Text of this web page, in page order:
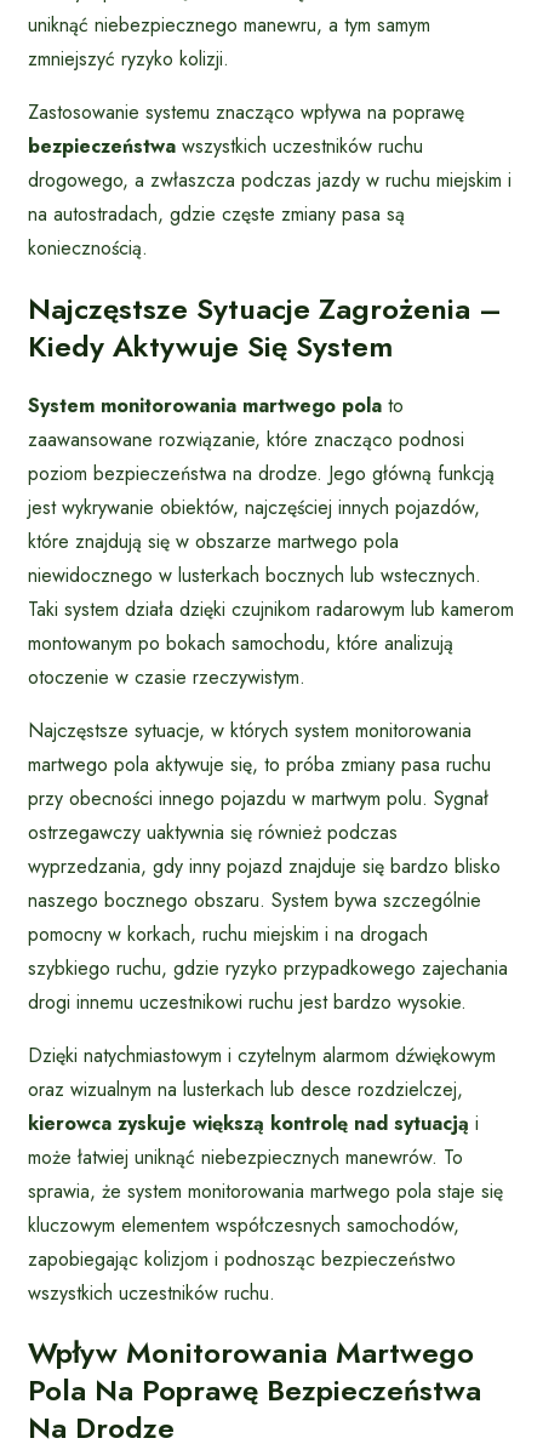
uniknąć niebezpiecznego manewru, a tym samym
zmniejszyć ryzyko kolizji.
Zastosowanie systemu znacząco wpływa na poprawę
bezpieczeństwa wszystkich uczestników ruchu
drogowego, a zwłaszcza podczas jazdy w ruchu miejskim i
na autostradach, gdzie częste zmiany pasa są
koniecznością.
Najczęstsze Sytuacje Zagrożenia –
Kiedy Aktywuje Się System
System monitorowania martwego pola to
zaawansowane rozwiązanie, które znacząco podnosi
poziom bezpieczeństwa na drodze. Jego główną funkcją
jest wykrywanie obiektów, najczęściej innych pojazdów,
które znajdują się w obszarze martwego pola
niewidocznego w lusterkach bocznych lub wstecznych.
Taki system działa dzięki czujnikom radarowym lub kamerom
montowanym po bokach samochodu, które analizują
otoczenie w czasie rzeczywistym.
Najczęstsze sytuacje, w których system monitorowania
martwego pola aktywuje się, to próba zmiany pasa ruchu
przy obecności innego pojazdu w martwym polu. Sygnał
ostrzegawczy uaktywnia się również podczas
wyprzedzania, gdy inny pojazd znajduje się bardzo blisko
naszego bocznego obszaru. System bywa szczególnie
pomocny w korkach, ruchu miejskim i na drogach
szybkiego ruchu, gdzie ryzyko przypadkowego zajechania
drogi innemu uczestnikowi ruchu jest bardzo wysokie.
Dzięki natychmiastowym i czytelnym alarmom dźwiękowym
oraz wizualnym na lusterkach lub desce rozdzielczej,
kierowca zyskuje większą kontrolę nad sytuacją i
może łatwiej uniknąć niebezpiecznych manewrów. To
sprawia, że system monitorowania martwego pola staje się
kluczowym elementem współczesnych samochodów,
zapobiegając kolizjom i podnosząc bezpieczeństwo
wszystkich uczestników ruchu.
Wpływ Monitorowania Martwego
Pola Na Poprawę Bezpieczeństwa
Na Drodze